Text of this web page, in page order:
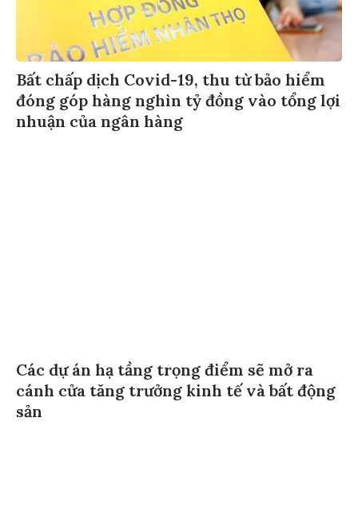
Bất chấp dịch Covid-19, thu từ bảo hiểm
đóng góp hàng nghìn tỷ đồng vào tổng lợi
nhuận của ngân hàng
Các dự án hạ tầng trọng điểm sẽ mở ra
cánh cửa tăng trưởng kinh tế và bất động
sản